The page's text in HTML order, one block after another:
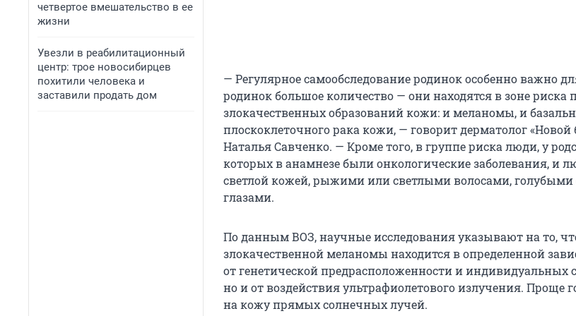
четвертое вмешательство в ее
жизни
Увезли в реабилитационный
центр: трое новосибирцев
похитили человека и
заставили продать дом
— Регулярное самообследование родинок особенно важно
родинок большое количество — они находятся в зоне риска
злокачественных образований кожи: и меланомы, и
плоскоклеточного рака кожи, — говорит дерматолог
Наталья Савченко. — Кроме того, в группе риска люди, у
которых в анамнезе были онкологические заболевания, и
светлой кожей, рыжими или светлыми волосами,
глазами.
По данным ВОЗ, научные исследования указывают на то,
злокачественной меланомы находится в определенной
от генетической предрасположенности и индивидуальных
но и от воздействия ультрафиолетового излучения. Проще
на кожу прямых солнечных лучей.